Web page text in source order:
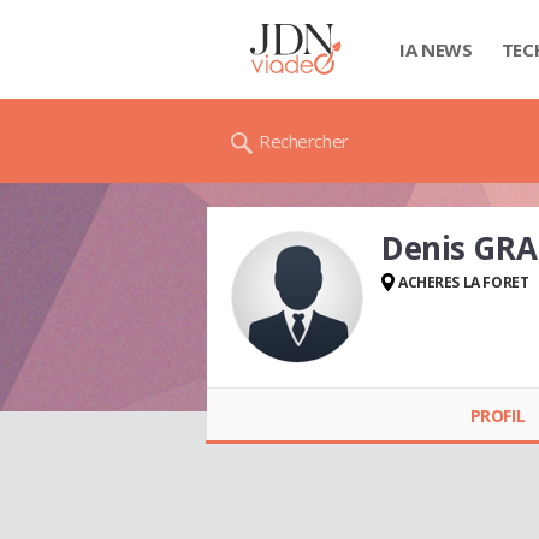
IA NEWS
Rechercher
Denis
ACHERES LA FORET
PROFIL